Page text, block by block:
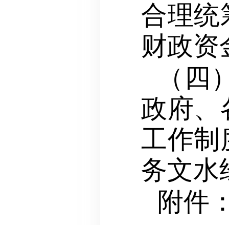
合理统
财政资
（
政府、
工作制
务文水
附件